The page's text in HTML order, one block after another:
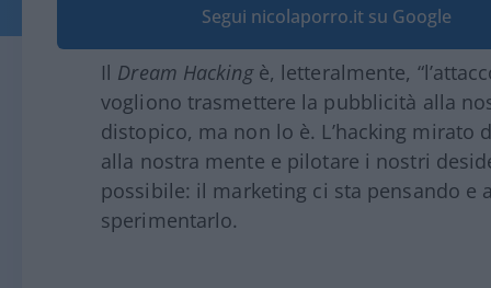
Segui nicolaporro.it su Google
Il Dream Hacking è, letteralmente,
vogliono trasmettere la pubblicità alla
distopico, ma non lo è. L’hacking mirato
alla nostra mente e pilotare i nostri
possibile: il marketing ci sta pensando e
sperimentarlo.